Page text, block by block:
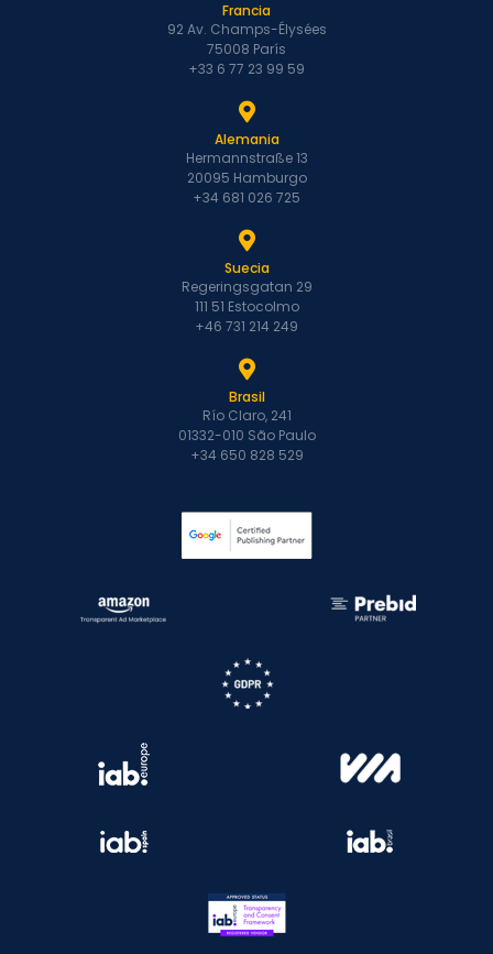
Francia
92 Av. Champs-Élysées
75008 París
+33 6 77 23 99 59
Alemania
Hermannstraße 13
20095 Hamburgo
+34 681 026 725
Suecia
Regeringsgatan 29
111 51 Estocolmo
+46 731 214 249
Brasil
Río Claro, 241
01332-010 São Paulo
+34 650 828 529